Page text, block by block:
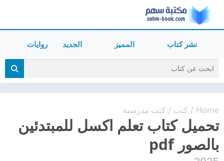
نشر كتاب المميز الجديد روايات
Home
/ كتب / كتب مدرسية
تحميل كتاب تعلم اكسل للمبتدئين
بالصور pdf